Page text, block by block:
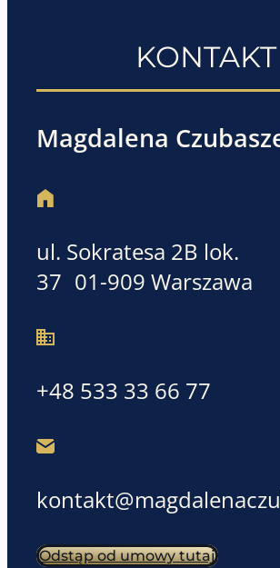
KONTAKT
Magdalena
ul. Sokratesa 2B lok.
37 01-909 Warszawa
+48 533 33 66 77
Odstąp od umowy tutaj